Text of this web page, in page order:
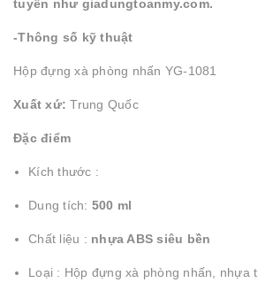
tuyến như giadungtoanmy.com.
-Thông số kỹ thuật
Hộp đựng xà phòng nhấn YG-1081
Xuất xứ:Trung Quốc
Đặc điểm
Kích thước :
Dung tích: 500 ml
Chất liệu : nhựa ABS siêu bền
Loại : Hộp đựng xà phòng nhấn, nhựa